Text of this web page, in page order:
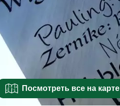
Посмотреть все на карте